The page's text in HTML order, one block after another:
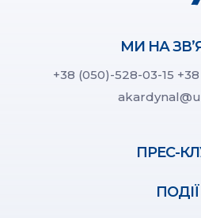
МИ НА
+38 (050)-528-03-15
ПРЕС-
ПОДІЇ